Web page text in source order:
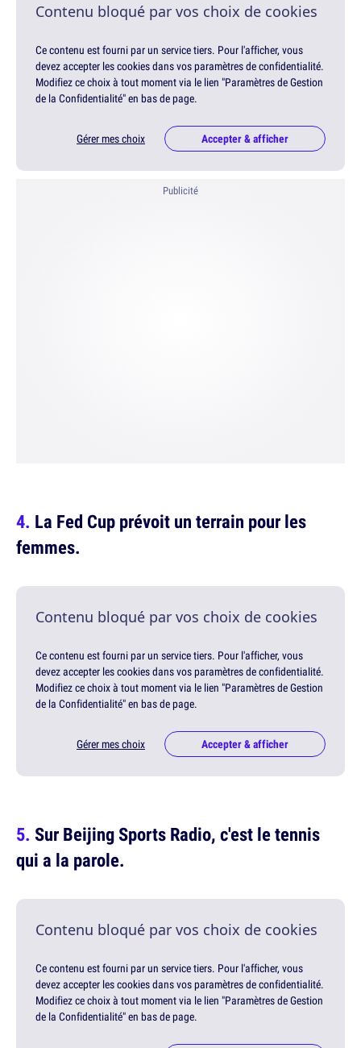
Contenu bloqué par vos choix de cookies
Ce contenu est fourni par un service tiers. Pour l'afficher, vous
devez accepter les cookies dans vos paramètres de confidentialité.
Modifiez ce choix à tout moment via le lien "Paramètres de Gestion
de la Confidentialité" en bas de page.
Gérer mes choix Accepter & afficher
Publicité
La Fed Cup prévoit un terrain pour les
femmes.
Contenu bloqué par vos choix de cookies
Ce contenu est fourni par un service tiers. Pour l'afficher, vous
devez accepter les cookies dans vos paramètres de confidentialité.
Modifiez ce choix à tout moment via le lien "Paramètres de Gestion
de la Confidentialité" en bas de page.
Gérer mes choix Accepter & afficher
Sur Beijing Sports Radio, c'est le tennis
qui a la parole.
Contenu bloqué par vos choix de cookies
Ce contenu est fourni par un service tiers. Pour l'afficher, vous
devez accepter les cookies dans vos paramètres de confidentialité.
Modifiez ce choix à tout moment via le lien "Paramètres de Gestion
de la Confidentialité" en bas de page.